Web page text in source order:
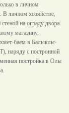
в личном
В личном хозяйстве,
на ограду двора.
магазину,
баем в Балыклы-
наряду с постронной
постройка в Олы